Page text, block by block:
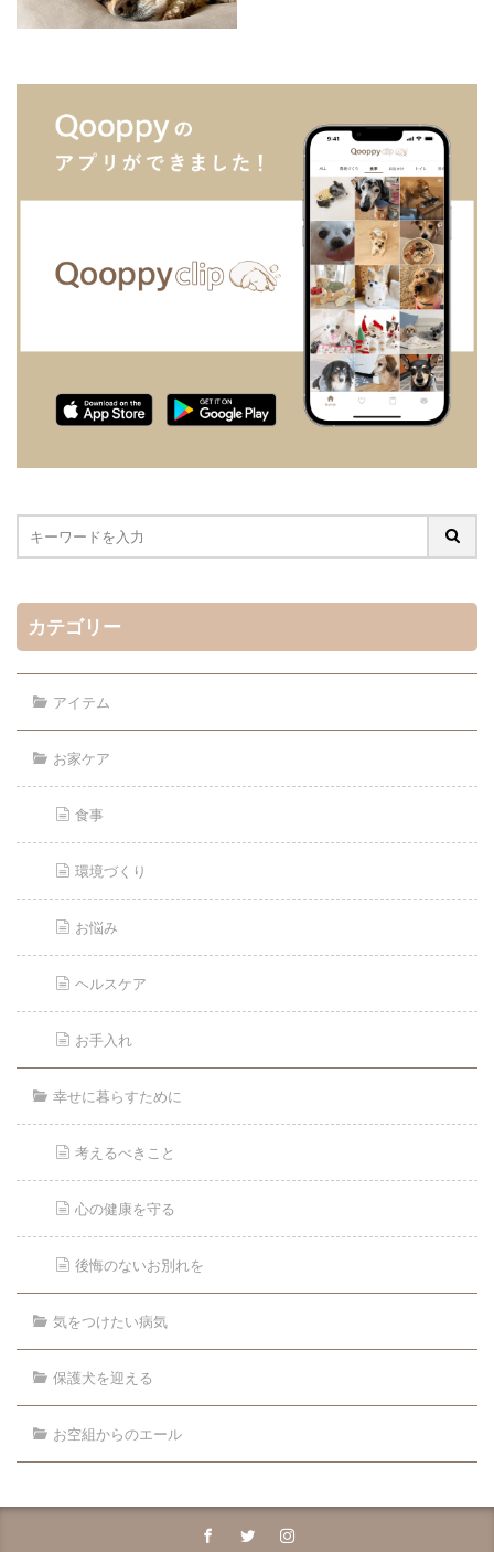
カテゴリー
アイテム
お家ケア
食事
環境づくり
お悩み
ヘルスケア
お手入れ
幸せに暮らすために
考えるべきこと
心の健康を守る
後悔のないお別れを
気をつけたい病気
保護犬を迎える
お空組からのエール